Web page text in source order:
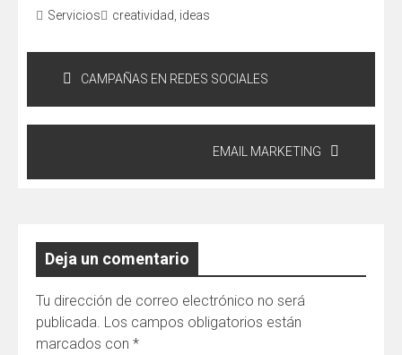
Servicios creatividad ideas
Navegación
entradas
CAMPAÑAS EN REDES SOCIALES
EMAIL MARKETING
Deja un comentario
Tu dirección de correo electrónico no será
publicada. Los campos obligatorios están
marcados con *